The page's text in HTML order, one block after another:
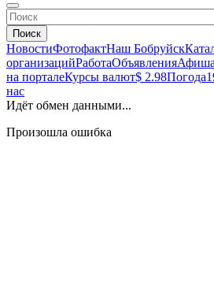
Поиск
НовостиФотофактНаш Бобруйск
организацийРаботаОбъявленияАфиша
на порталеКурсы валют$ 2.98Погода
нас
Идёт обмен данными...
Произошла ошибка